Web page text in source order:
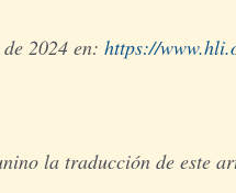
2024 en: https://
la traducción de este